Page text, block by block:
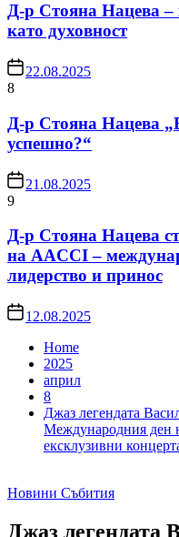
Д-р Стояна Нацева –
като духовност
22.08.2025
8
Д-р Стояна Нацева
успешно?“
21.08.2025
9
Д-р Стояна Нацева
на AACCI –
лидерство и принос
12.08.2025
Home
2025
април
8
Джаз легендата
Международния ден
ексклузивни
Новини Събития
Джаз легендата